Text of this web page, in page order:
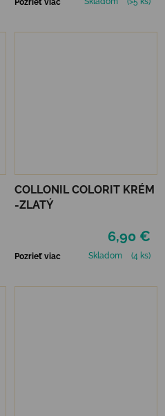
Pozrieť viac
COLLONIL COLORIT KRÉM
-ZLATÝ
6,90 €
Pozrieť viac Skladom (4 ks)